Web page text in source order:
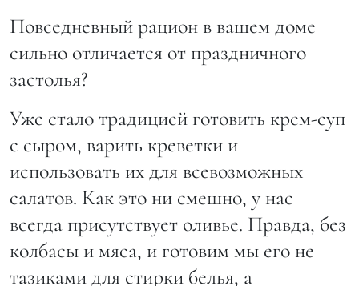
Повседневный рацион в вашем доме
сильно отличается от праздничного
застолья?
Уже стало традицией готовить крем-суп
с сыром, варить креветки и
использовать их для всевозможных
салатов. Как это ни смешно, у нас
всегда присутствует оливье. Правда, без
колбасы и мяса, и готовим мы его не
тазиками для стирки белья, а